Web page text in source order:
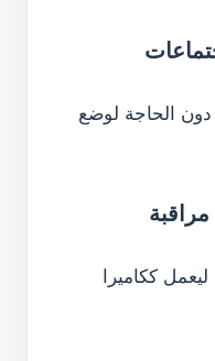
الحاجة لوضع
ككاميرا